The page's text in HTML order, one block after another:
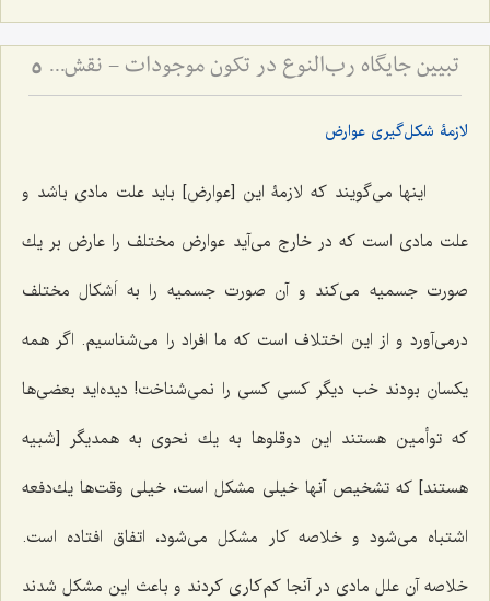
تبیین جایگاه رب‌النوع در تکون موجودات - نقش عقل مجرد در تحقق و تمایز انواع مادی 5
لازمۀ شکل‌گیری عوارض
اینها مى‌گویند که لازمۀ این [عوارض] باید علت مادى باشد و
علت مادى است كه در خارج مى‌آید عوارض مختلف را عارض بر یك
صورت جسمیه مى‌كند و آن صورت جسمیه را به اَشكال مختلف
درمى‌آورد و از این اختلاف است كه ما افراد را مى‌شناسیم. اگر همه
یكسان بودند خب دیگر كسى كسى را نمى‌شناخت! دیده‌اید بعضى‌ها
كه توأمین هستند این دوقلوها به یك نحوى به همدیگر [شبیه
هستند] كه تشخیص آنها خیلى مشكل است، خیلى وقت‌ها یك‌دفعه
اشتباه مى‌شود و خلاصه كار مشكل مى‌شود، اتفاق افتاده است.
خلاصه آن علل مادى در آنجا كم‌كارى كردند و باعث این مشكل شدند